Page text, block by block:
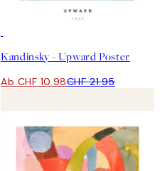
Kandinsky - Upward Poster
Ab CHF 10.98CHF 21.95